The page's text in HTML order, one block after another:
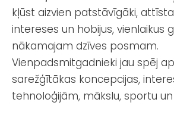
kļūst aizvien patstāvīgāki,
intereses un hobijus, vienlaikus
nākamajam dzīves posmam.
Vienpadsmitgadnieki jau spēj
sarežģītākas koncepcijas,
tehnoloģijām, mākslu, sportu un